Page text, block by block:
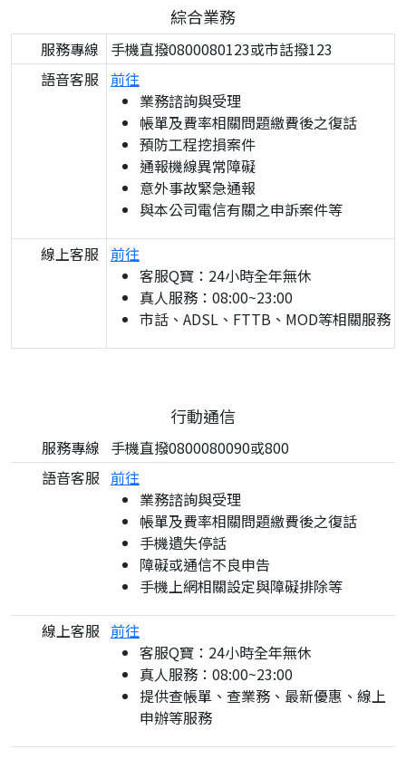
綜合業務
服務專線
手機直撥0800080123或市話撥123
語音客服 前往
業務諮詢與受理
帳單及費率相關問題繳費後之復話
預防工程挖損案件
通報機線異常障礙
意外事故緊急通報
與本公司電信有關之申訴案件等
線上客服 前往
客服Q寶：24小時全年無休
真人服務：08:00~23:00
市話、ADSL、FTTB、MOD等相關服務
行動通信
服務專線 手機直撥0800080090或800
語音客服 前往
業務諮詢與受理
帳單及費率相關問題繳費後之復話
手機遺失停話
障礙或通信不良申告
手機上網相關設定與障礙排除等
線上客服 前往
客服Q寶：24小時全年無休
真人服務：08:00~23:00
提供查帳單、查業務、最新優惠、線上
申辦等服務